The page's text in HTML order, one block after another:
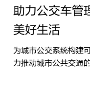
助力公交车管
美好生活
为城市公交系统构建
力推动城市公共交通